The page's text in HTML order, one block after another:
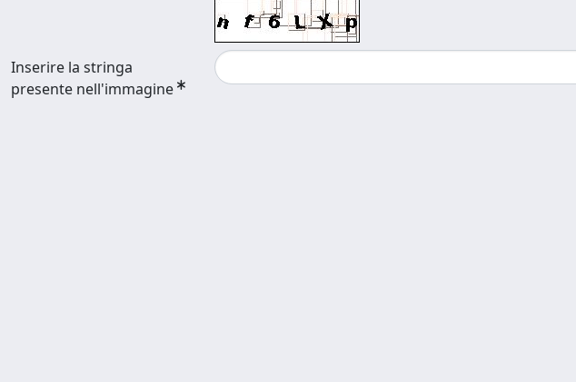
Inserire la stringa
presente nell'immagine